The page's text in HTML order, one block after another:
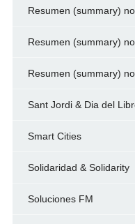
Resumen (summary)
Resumen (summary)
Resumen (summary)
Sant Jordi & Dia del
Smart Cities
Solidaridad & Solidarity
Soluciones FM